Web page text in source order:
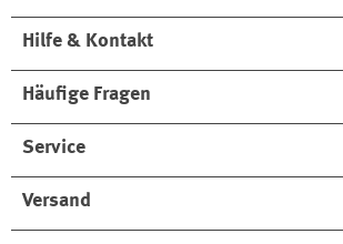
Hilfe & Kontakt
Häufige Fragen
Service
Versand